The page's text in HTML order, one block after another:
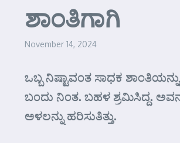
ಶಾಂತಿಗಾಗಿ
November 14, 2024
ಒಬ್ಬ ನಿಷ್ಟಾವಂತ ಸಾಧಕ
ಬಂದು ನಿಂತ. ಬಹಳ ಶ್ರಮಿಸಿದ್ದ.
ಅಳಲನ್ನು ಹರಿಸುತಿತ್ತು.